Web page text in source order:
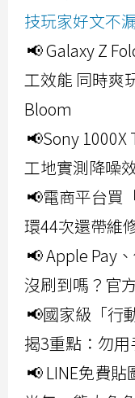
技玩家好文不
📢 Galaxy Z
工效能 同時爽
Bloom
📢Sony 1000X
工地實測降噪
📢電商平台買
環44次還帶維
📢 Apple Pay
沒刷到嗎？官
📢國家級「行
揭3重點：勿
📢 LINE免費